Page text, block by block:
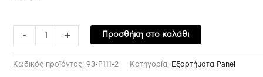
- + Προσθήκη στο καλάθι
Κωδικός προϊόντος:93-P111-2 Κατηγορία: Εξαρτήματα Panel